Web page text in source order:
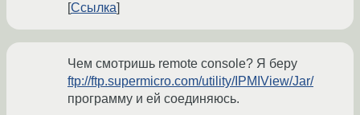
Ссылка
Чем смотришь remote console? Я беру
ftp://ftp.supermicro.com/utility/IPMIView/Jar/
программу и ей соединяюсь.